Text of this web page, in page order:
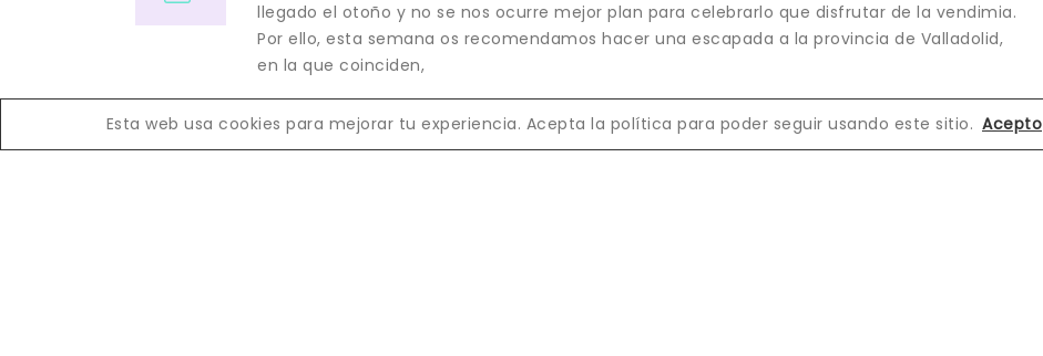
llegado el otoño y no se nos ocurre mejor plan para celebrarlo que disfrutar de la vendimia.
Por ello, esta semana os recomendamos hacer una escapada a la provincia de Valladolid,
en la que coinciden,
Leer más
Esta web usa cookies para mejorar tu experiencia. Acepta la política para poder seguir usando este sitio. Acepto